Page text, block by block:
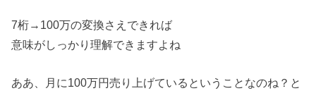
7桁→100万の変換さえできれば
意味がしっかり理解できますよね
ああ、月に100万円売り上げているということなのね？と